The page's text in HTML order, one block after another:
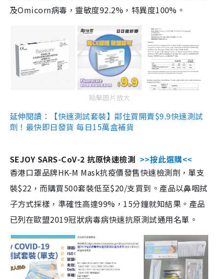
及Omicorn病毒，靈敏度92.2%，特異度100%。
點擊圖片放大
延伸閱讀：【快速測試套裝】鄰住買開賣$9.9快速測試
劑！最快即日發貨 每日15萬盒補貨
SEJOY SARS-CoV-2 抗原快速檢測 >>按此選購<<
香港口罩品牌HK-M Mask抗疫價發售快速檢測劑，單支
裝$22，而購買500套裝低至$20/支買到。產品以鼻咽拭
子方式採樣，準確性高達99%，15分鐘就知結果。產品
已列在歐盟2019冠狀病毒病快速抗原測試通用名單。